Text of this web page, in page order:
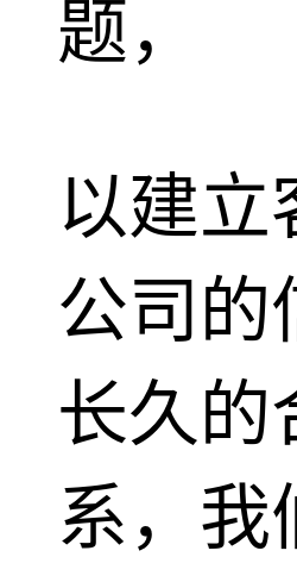
题，
以建立
公司的
长久的
系，我